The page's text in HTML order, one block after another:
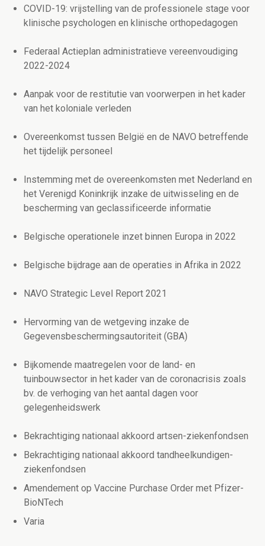
COVID-19: vrijstelling van de professionele stage voor
klinische psychologen en klinische orthopedagogen
Federaal Actieplan administratieve vereenvoudiging
2022-2024
Aanpak voor de restitutie van voorwerpen in het kader
van het koloniale verleden
Overeenkomst tussen België en de NAVO betreffende
het tijdelijk personeel
Instemming met de overeenkomsten met Nederland en
het Verenigd Koninkrijk inzake de uitwisseling en de
bescherming van geclassificeerde informatie
Belgische operationele inzet binnen Europa in 2022
Belgische bijdrage aan de operaties in Afrika in 2022
NAVO Strategic Level Report 2021
Hervorming van de wetgeving inzake de
Gegevensbeschermingsautoriteit (GBA)
Bijkomende maatregelen voor de land- en
tuinbouwsector in het kader van de coronacrisis zoals
bv. de verhoging van het aantal dagen voor
gelegenheidswerk
Bekrachtiging nationaal akkoord artsen-ziekenfondsen
Bekrachtiging nationaal akkoord tandheelkundigen-
ziekenfondsen
Amendement op Vaccine Purchase Order met Pfizer-
BioNTech
Varia